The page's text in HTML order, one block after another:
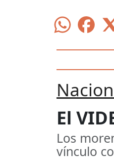
El
Los
vínculo